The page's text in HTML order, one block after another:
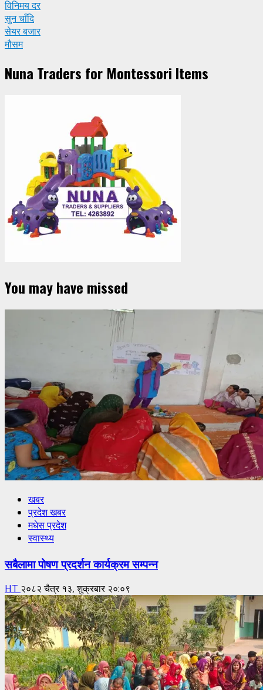
विनिमय दर
सुन चाँदि
सेयर बजार
मौसम
Nuna Traders for Montessori Items
You may have missed
खबर
प्रदेश खबर
मधेस प्रदेश
स्वास्थ्य
सबैलामा पोषण प्रदर्शन कार्यक्रम सम्पन्न
HT २०८२ चैत्र १३, शुक्रबार २०:०९